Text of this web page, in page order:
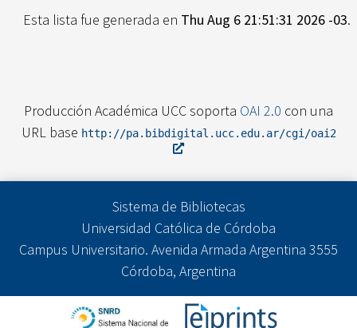
Esta lista fue generada en Thu Aug 6 21:51:31 2026 -03.
Producción Académica UCC soporta OAI 2.0 con una
URL base http://pa.bibdigital.ucc.edu.ar/cgi/oai2
Sistema de Bibliotecas
Universidad Católica de Córdoba
Campus Universitario. Avenida Armada Argentina 3555
Córdoba, Argentina